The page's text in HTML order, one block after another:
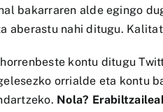
bakarraren alde egingo
aberastu nahi ditugu.
kontu ditugu
orrialde eta kontu
Nola?